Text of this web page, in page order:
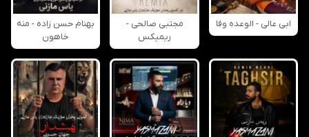
ابی عالی - الوعده وفا
مجتبی صالحی -
ریمیکس
بهنام حسن زاده - منه
خاهون